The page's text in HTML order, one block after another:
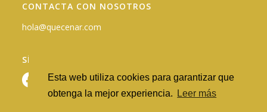
Esta web utiliza cookies para garantizar que
obtenga la mejor experiencia.
Leer más
CONTACTA CON NOSOTROS
hola@quecenar.com
SÍGUENOS EN REDES